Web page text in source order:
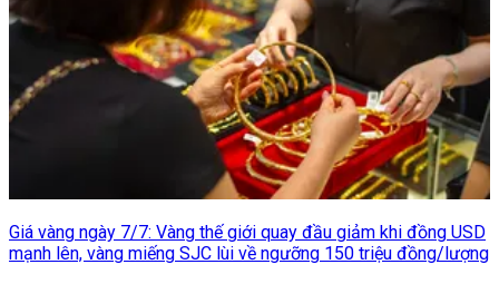
Giá vàng ngày 7/7: Vàng thế giới quay đầu giảm khi đồng USD
mạnh lên, vàng miếng SJC lùi về ngưỡng 150 triệu đồng/lượng